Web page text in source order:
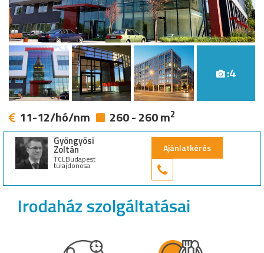
:4
11-12/hó/nm 260 - 260 m2
Gyöngyösi
Zoltán
TCLBudapest
tulajdonosa
Ajánlatkérés
Irodaház szolgáltatásai